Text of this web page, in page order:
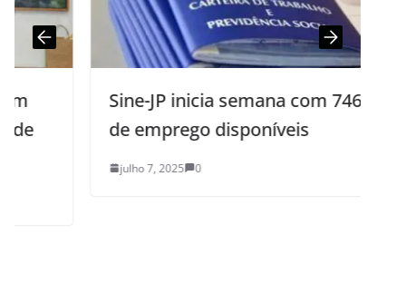
Sine-JP inicia semana com 746 vagas
de emprego disponíveis
julho 7, 2025 0